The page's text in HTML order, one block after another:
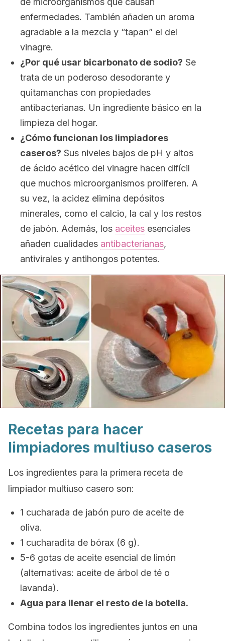
enfermedades. También añaden un aroma
agradable a la mezcla y “tapan” el del
vinagre.
¿Por qué usar bicarbonato de sodio? Se
trata de un poderoso desodorante y
quitamanchas con propiedades
antibacterianas. Un ingrediente básico en la
limpieza del hogar.
¿Cómo funcionan los limpiadores
caseros? Sus niveles bajos de pH y altos
de ácido acético del vinagre hacen difícil
que muchos microorganismos proliferen. A
su vez, la acidez elimina depósitos
minerales, como el calcio, la cal y los restos
de jabón. Además, los aceites esenciales
añaden cualidades antibacterianas,
antivirales y antihongos potentes.
Recetas para hacer
limpiadores multiuso caseros
Los ingredientes para la primera receta de
limpiador multiuso casero son:
1 cucharada de jabón puro de aceite de
oliva.
1 cucharadita de bórax (6 g).
5-6 gotas de aceite esencial de limón
(alternativas: aceite de árbol de té o
lavanda).
Agua para llenar el resto de la botella.
Combina todos los ingredientes juntos en una